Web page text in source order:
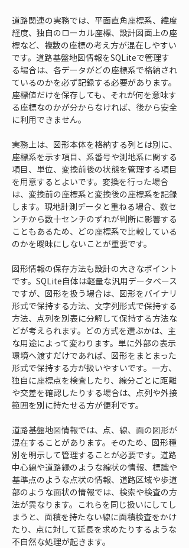
道路関連の実務では、平面直角座標系、緯度
経度、独自のローカル座標、設計図面上の座
標など、複数の座標の考え方が混在しやすい
です。道路基盤地図情報をSQLiteで管理す
る場合は、各データがどの座標系で格納され
ているのかを必ず記録する必要があります。
座標値だけを保存しても、それが何を意味す
る座標なのかが分からなければ、後から安全
に利用できません。
実務上は、図形本体を格納する列とは別に、
座標系を示す項目、系番号や測地系に関する
項目、単位、変換前後の状態を管理する項目
を用意するとよいです。変換を行った場合
は、変換前の座標系と変換後の座標系を記録
します。現地計測データと重ねる場合、数セ
ンチから数十センチのずれが判断に影響する
こともあるため、どの座標系で比較している
のかを曖昧にしないことが重要です。
図形情報の保存方法も設計の大きなポイント
です。SQLite自体は軽量な汎用データベース
ですが、図形を扱う場合は、図形をバイナリ
形式で保持する方法、文字列形式で保持する
方法、点列を別表に分解して保持する方法な
どが考えられます。どの方式を選ぶかは、主
な用途によって変わります。単に外部の表示
環境へ渡すだけであれば、図形をまとまった
形式で保持する方が扱いやすいです。一方、
独自に座標点を検査したり、線分ごとに距離
や交差を確認したりする場合は、点列や外接
範囲を別に持たせる方が便利です。
道路基盤地図情報では、点、線、面の図形が
混在することがあります。そのため、図形種
別を明示して管理することが必要です。道路
中心線や道路縁のような線状の情報、標識や
基準点のような点状の情報、道路区域や歩道
部のような面状の情報では、検索や検査の方
法が異なります。これらを同じ扱いにしてし
まうと、面積を持たない線に面積検査をかけ
たり、点に対して延長を求めたりするような
不自然な処理が起きます。